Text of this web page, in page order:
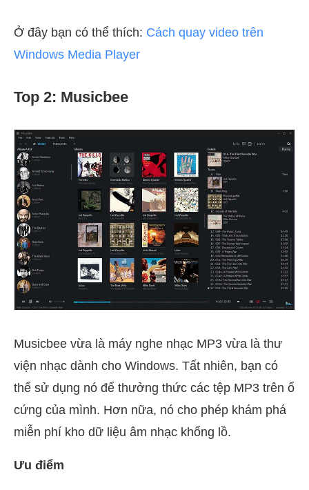
Ở đây bạn có thể thích: Cách quay video trên
Windows Media Player
Top 2: Musicbee
Musicbee vừa là máy nghe nhạc MP3 vừa là thư
viện nhạc dành cho Windows. Tất nhiên, bạn có
thể sử dụng nó để thưởng thức các tệp MP3 trên ổ
cứng của mình. Hơn nữa, nó cho phép khám phá
miễn phí kho dữ liệu âm nhạc khổng lồ.
Ưu điểm